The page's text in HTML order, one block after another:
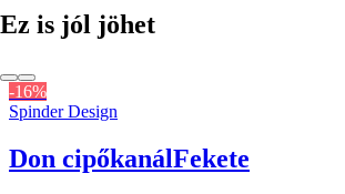
Ez is jól jöhet
-16%
Spinder Design
Don cipőkanálFekete